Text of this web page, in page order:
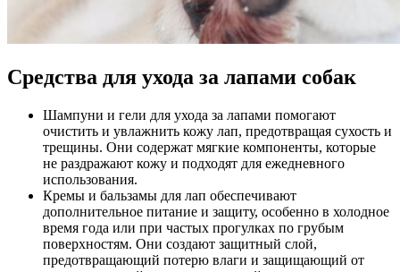
Средства для ухода за лапами собак
Шампуни и гели для ухода за лапами помогают
очистить и увлажнить кожу лап, предотвращая сухость и
трещины. Они содержат мягкие компоненты, которые
не раздражают кожу и подходят для ежедневного
использования.
Кремы и бальзамы для лап обеспечивают
дополнительное питание и защиту, особенно в холодное
время года или при частых прогулках по грубым
поверхностям. Они создают защитный слой,
предотвращающий потерю влаги и защищающий от